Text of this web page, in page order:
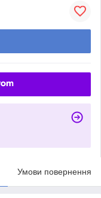
Умови повернення